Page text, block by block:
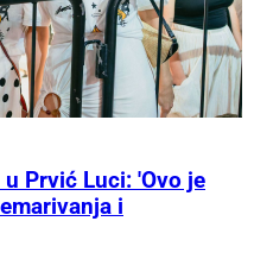
Prvić Luci: 'Ovo je
i